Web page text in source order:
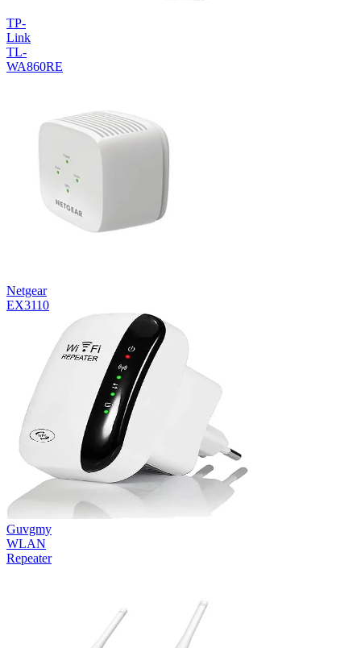
TP-
Link
TL-
WA860RE
Netgear
EX3110
Guvgmy
WLAN
Repeater